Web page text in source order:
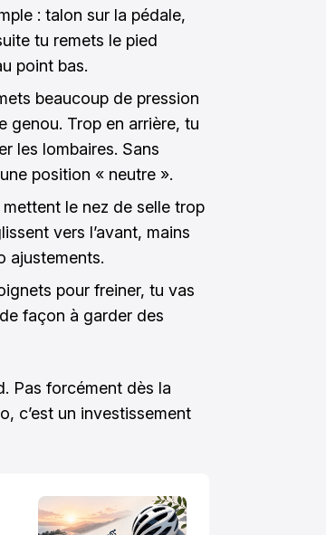
: talon sur la pédale,
tu remets le pied
point bas.
beaucoup de pression
genou. Trop en arrière, tu
les lombaires. Sans
position « neutre ».
le nez de selle trop
vers l’avant, mains
ajustements.
pour freiner, tu vas
façon à garder des
Pas forcément dès la
c’est un investissement